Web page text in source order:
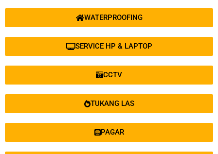
WATERPROOFING
SERVICE HP & LAPTOP
CCTV
TUKANG LAS
PAGAR